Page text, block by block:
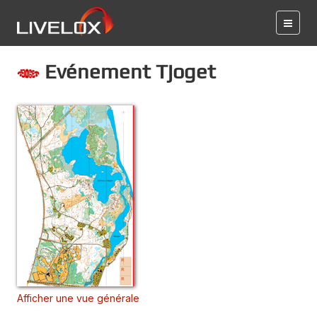
Evénement Tjoget
Afficher une vue générale